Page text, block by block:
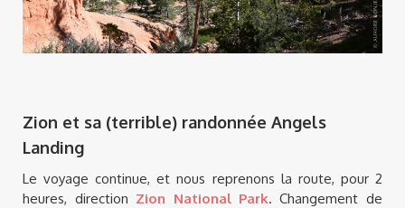
Zion et sa (terrible) randonnée Angels
Landing
Le voyage continue, et nous reprenons la route, pour 2
heures, direction Zion National Park. Changement de